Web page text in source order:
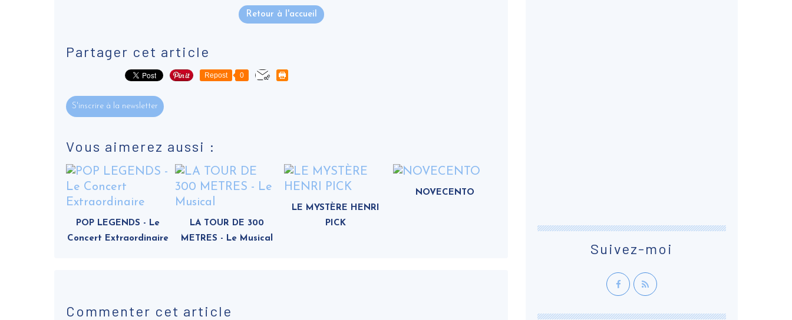
Retour à l'accueil
Partager cet article
Repost 0
S'inscrire à la newsletter
Vous aimerez aussi :
POP LEGENDS - Le
Concert Extraordinaire
LA TOUR DE 300
METRES - Le Musical
LE MYSTÈRE HENRI
PICK
NOVECENTO
Commenter cet article
Suivez-moi